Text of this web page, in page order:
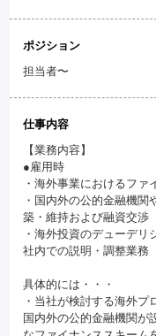
ポジション
担当者〜
仕事内容
【業務内容】
●雇用時
・海外事業におけるフ
・国内外の公的金融機
築・維持および融資交渉
・海外投資のデューデ
社内での説明・調整業務
具体的には・・・
・当社が検討する海外プ
国内外の公的金融機関が